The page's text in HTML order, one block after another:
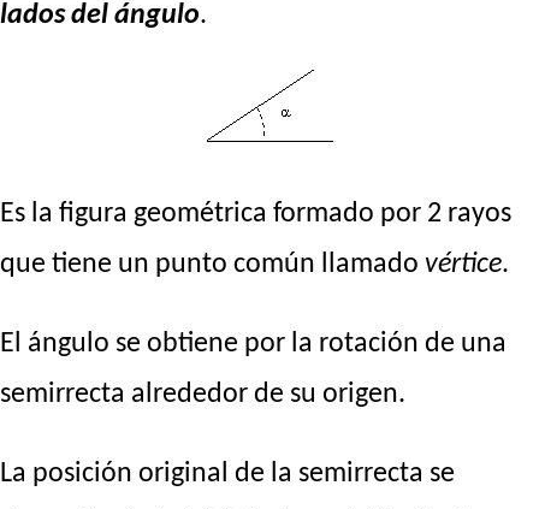
lados del ángulo.
Es la figura geométrica formado por 2 rayos
que tiene un punto común llamado vértice.
El ángulo se obtiene por la rotación de una
semirrecta alrededor de su origen.
La posición original de la semirrecta se